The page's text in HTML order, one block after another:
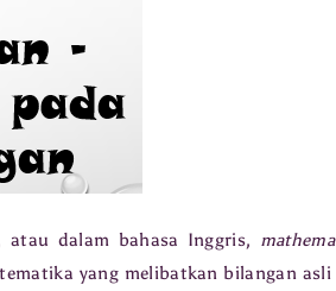
dalam bahasa Inggris,
yang melibatkan bilangan asli